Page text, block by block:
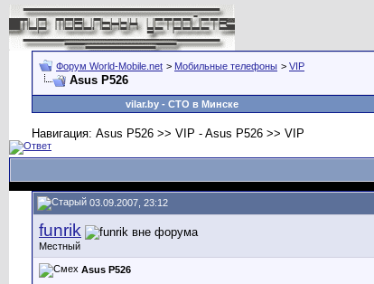
Форум World-Mobile.net > Мобильные телефоны > VIP
Asus P526
vilar.by - СТО в Минске
Навигация: Asus P526 >> VIP - Asus P526 >> VIP
03.09.2007, 23:12
funrik
Местный
Asus P526